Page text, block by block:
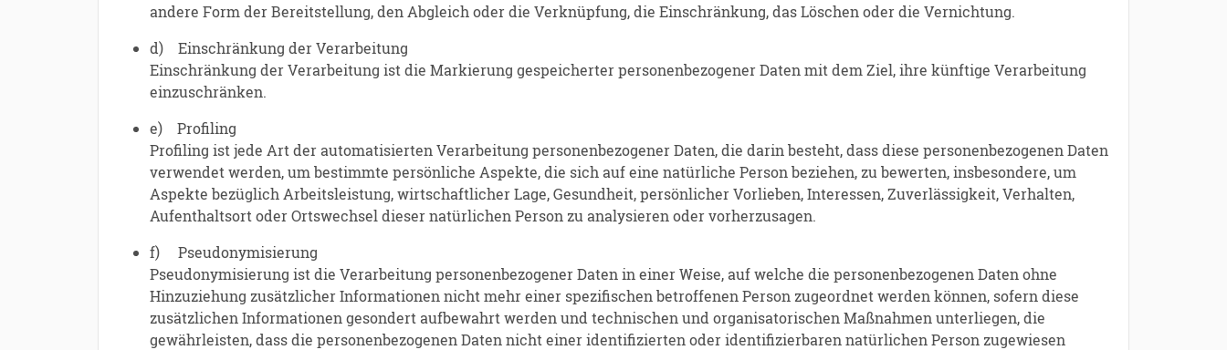
andere Form der Bereitstellung, den Abgleich oder die Verknüpfung, die Einschränkung, das Löschen oder die Vernichtung.
d) Einschränkung der Verarbeitung
Einschränkung der Verarbeitung ist die Markierung gespeicherter personenbezogener Daten mit dem Ziel, ihre künftige Verarbeitung
einzuschränken.
e) Profiling
Profiling ist jede Art der automatisierten Verarbeitung personenbezogener Daten, die darin besteht, dass diese personenbezogenen Daten
verwendet werden, um bestimmte persönliche Aspekte, die sich auf eine natürliche Person beziehen, zu bewerten, insbesondere, um
Aspekte bezüglich Arbeitsleistung, wirtschaftlicher Lage, Gesundheit, persönlicher Vorlieben, Interessen, Zuverlässigkeit, Verhalten,
Aufenthaltsort oder Ortswechsel dieser natürlichen Person zu analysieren oder vorherzusagen.
f) Pseudonymisierung
Pseudonymisierung ist die Verarbeitung personenbezogener Daten in einer Weise, auf welche die personenbezogenen Daten ohne
Hinzuziehung zusätzlicher Informationen nicht mehr einer spezifischen betroffenen Person zugeordnet werden können, sofern diese
zusätzlichen Informationen gesondert aufbewahrt werden und technischen und organisatorischen Maßnahmen unterliegen, die
gewährleisten, dass die personenbezogenen Daten nicht einer identifizierten oder identifizierbaren natürlichen Person zugewiesen